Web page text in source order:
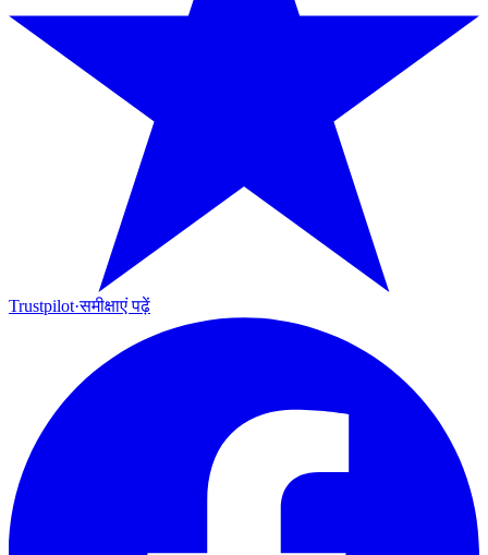
Trustpilot·समीक्षाएं पढ़ें